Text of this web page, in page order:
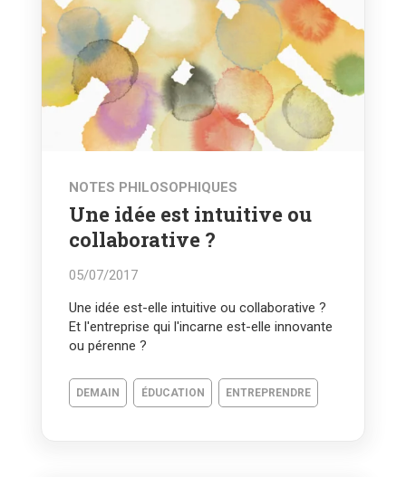
NOTES PHILOSOPHIQUES
Une idée est intuitive ou
collaborative ?
05/07/2017
Une idée est-elle intuitive ou collaborative ?
Et l'entreprise qui l'incarne est-elle innovante
ou pérenne ?
DEMAIN ÉDUCATION ENTREPRENDRE